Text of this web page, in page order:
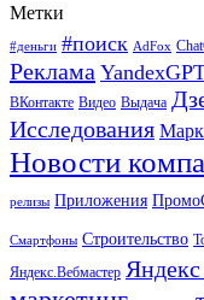
Метки
#деньги #поиск AdFox
Реклама
ВКонтакте Видео Выдача
Исследования
Новости
релизы Приложения
Смартфоны Строительство
Яндекс.Вебмастер